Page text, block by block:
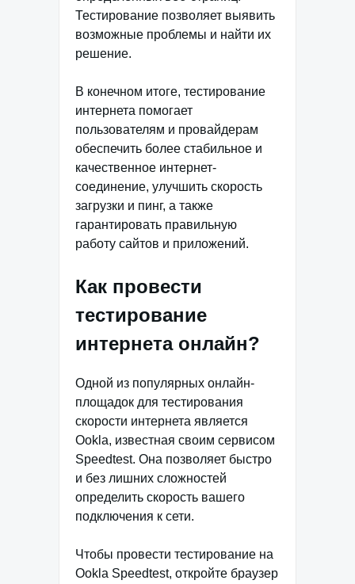
Тестирование позволяет выявить
возможные проблемы и найти их
решение.
В конечном итоге, тестирование
интернета помогает
пользователям и провайдерам
обеспечить более стабильное и
качественное интернет-
соединение, улучшить скорость
загрузки и пинг, а также
гарантировать правильную
работу сайтов и приложений.
Как провести
тестирование
интернета онлайн?
Одной из популярных онлайн-
площадок для тестирования
скорости интернета является
Ookla, известная своим сервисом
Speedtest. Она позволяет быстро
и без лишних сложностей
определить скорость вашего
подключения к сети.
Чтобы провести тестирование на
Ookla Speedtest, откройте браузер